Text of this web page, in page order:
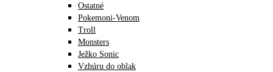
Ostatné
Pokemoni-Venom
Troll
Monsters
Ježko Sonic
Vzhúru do oblak